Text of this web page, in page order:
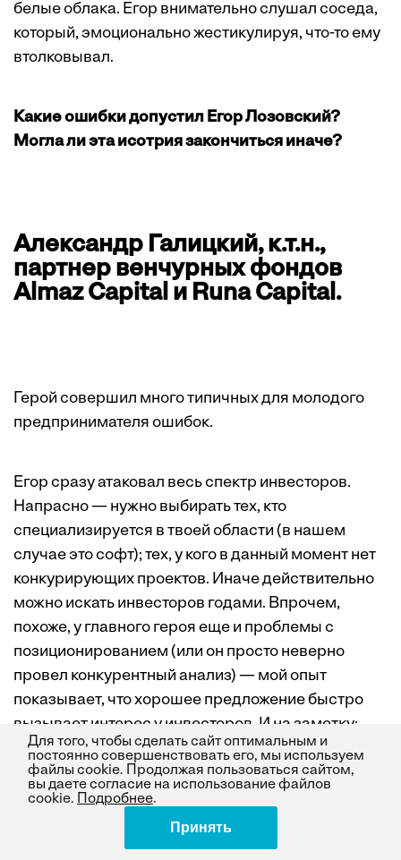
белые облака. Егор внимательно слушал соседа,
который, эмоционально жестикулируя, что-то ему
втолковывал.
Какие ошибки допустил Егор Лозовский?
Могла ли эта исотрия закончиться иначе?
Александр Галицкий, к.т.н.,
партнер венчурных фондов
Almaz Capital и Runa Capital.
Герой совершил много типичных для молодого
предпринимателя ошибок.
Егор сразу атаковал весь спектр инвесторов.
Напрасно — нужно выбирать тех, кто
специализируется в твоей области (в нашем
случае это софт); тех, у кого в данный момент нет
конкурирующих проектов. Иначе действительно
можно искать инвесторов годами. Впрочем,
похоже, у главного героя еще и проблемы с
позиционированием (или он просто неверно
провел конкурентный анализ) — мой опыт
показывает, что хорошее предложение быстро
вызывает интерес у инвесторов. И на заметку:
дорогой костюм не помогает получить
инвестиции, главное — быть естественным.
Переходим непосредственно к общению с
Для того, чтобы сделать сайт оптимальным и
постоянно совершенствовать его, мы используем
файлы cookie. Продолжая пользоваться сайтом,
вы даете согласие на использование файлов
cookie.
Подробнее.
Принять